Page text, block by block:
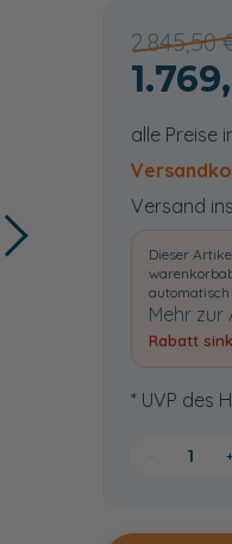
2.845,50
alle Preise
Versand
Dieser
automatisch
Mehr zur
Rabatt
* UVP des
+